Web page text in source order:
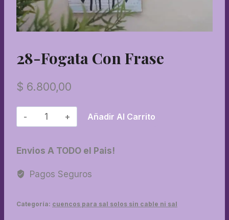
28-Fogata Con Frase
$ 6.800,00
28-
Fogata
frase
Añadir Al Carrito
Envios A TODO el Pais!
Pagos Seguros
Categoría: cuencos para sal solos sin cable ni sal